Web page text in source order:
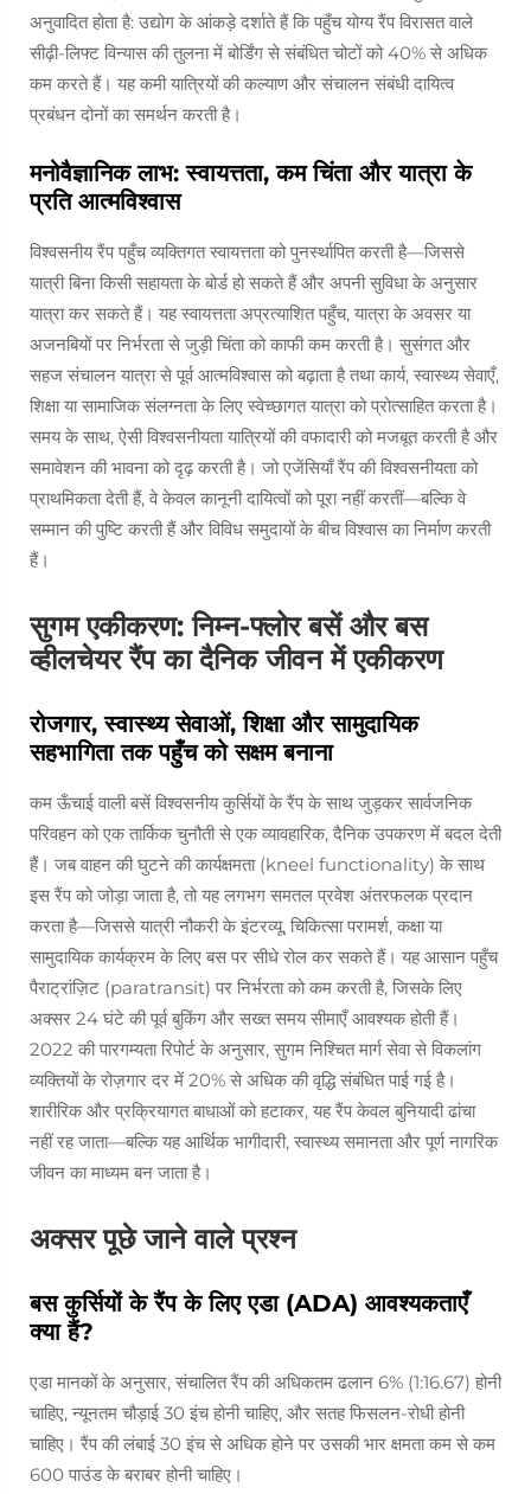
अनुवादित होता है: उद्योग के आंकड़े दर्शाते हैं कि पहुँच योग्य रैंप विरासत वाले
सीढ़ी-लिफ्ट विन्यास की तुलना में बोर्डिंग से संबंधित चोटों को 40% से अधिक
कम करते हैं। यह कमी यात्रियों की कल्याण और संचालन संबंधी दायित्व
प्रबंधन दोनों का समर्थन करती है।
मनोवैज्ञानिक लाभ: स्वायत्तता, कम चिंता और यात्रा के
प्रति आत्मविश्वास
विश्वसनीय रैंप पहुँच व्यक्तिगत स्वायत्तता को पुनर्स्थापित करती है—जिससे
यात्री बिना किसी सहायता के बोर्ड हो सकते हैं और अपनी सुविधा के अनुसार
यात्रा कर सकते हैं। यह स्वायत्तता अप्रत्याशित पहुँच, यात्रा के अवसर या
अजनबियों पर निर्भरता से जुड़ी चिंता को काफी कम करती है। सुसंगत और
सहज संचालन यात्रा से पूर्व आत्मविश्वास को बढ़ाता है तथा कार्य, स्वास्थ्य सेवाएँ,
शिक्षा या सामाजिक संलग्नता के लिए स्वेच्छागत यात्रा को प्रोत्साहित करता है।
समय के साथ, ऐसी विश्वसनीयता यात्रियों की वफादारी को मजबूत करती है और
समावेशन की भावना को दृढ़ करती है। जो एजेंसियाँ रैंप की विश्वसनीयता को
प्राथमिकता देती हैं, वे केवल कानूनी दायित्वों को पूरा नहीं करतीं—बल्कि वे
सम्मान की पुष्टि करती हैं और विविध समुदायों के बीच विश्वास का निर्माण करती
हैं।
सुगम एकीकरण: निम्न-फ्लोर बसें और बस
व्हीलचेयर रैंप का दैनिक जीवन में एकीकरण
रोजगार, स्वास्थ्य सेवाओं, शिक्षा और सामुदायिक
सहभागिता तक पहुँच को सक्षम बनाना
कम ऊँचाई वाली बसें विश्वसनीय कुर्सियों के रैंप के साथ जुड़कर सार्वजनिक
परिवहन को एक तार्किक चुनौती से एक व्यावहारिक, दैनिक उपकरण में बदल देती
हैं। जब वाहन की घुटने की कार्यक्षमता (kneel functionality) के साथ
इस रैंप को जोड़ा जाता है, तो यह लगभग समतल प्रवेश अंतरफलक प्रदान
करता है—जिससे यात्री नौकरी के इंटरव्यू, चिकित्सा परामर्श, कक्षा या
सामुदायिक कार्यक्रम के लिए बस पर सीधे रोल कर सकते हैं। यह आसान पहुँच
पैराट्रांज़िट (paratransit) पर निर्भरता को कम करती है, जिसके लिए
अक्सर 24 घंटे की पूर्व बुकिंग और सख्त समय सीमाएँ आवश्यक होती हैं।
2022 की पारगम्यता रिपोर्ट के अनुसार, सुगम निश्चित मार्ग सेवा से विकलांग
व्यक्तियों के रोज़गार दर में 20% से अधिक की वृद्धि संबंधित पाई गई है।
शारीरिक और प्रक्रियागत बाधाओं को हटाकर, यह रैंप केवल बुनियादी ढांचा
नहीं रह जाता—बल्कि यह आर्थिक भागीदारी, स्वास्थ्य समानता और पूर्ण नागरिक
जीवन का माध्यम बन जाता है।
अक्सर पूछे जाने वाले प्रश्न
बस कुर्सियों के रैंप के लिए एडा (ADA) आवश्यकताएँ
क्या हैं?
एडा मानकों के अनुसार, संचालित रैंप की अधिकतम ढलान 6% (1:16.67) होनी
चाहिए, न्यूनतम चौड़ाई 30 इंच होनी चाहिए, और सतह फिसलन-रोधी होनी
चाहिए। रैंप की लंबाई 30 इंच से अधिक होने पर उसकी भार क्षमता कम से कम
600 पाउंड के बराबर होनी चाहिए।